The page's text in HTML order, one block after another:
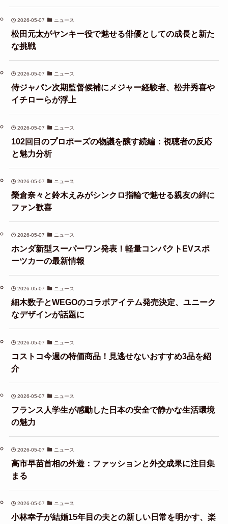
2026-05-07 ニュース
松田元太がヤンキー役で魅せる俳優としての成長と新た
な挑戦
2026-05-07 ニュース
侍ジャパン次期監督候補にメジャー経験者、松井秀喜や
イチローらが浮上
2026-05-07 ニュース
102回目のプロポーズの物議を醸す続編：視聴者の反応
と魅力分析
2026-05-07 ニュース
榮倉奈々と鈴木えみがシンクロ指輪で魅せる親友の絆に
ファン歓喜
2026-05-07 ニュース
ホンダ新型スーパーワン発表！軽量コンパクトEVスポ
ーツカーの最新情報
2026-05-07 ニュース
細木数子とWEGOのコラボアイテム発売決定、ユニーク
なデザインが話題に
2026-05-07 ニュース
コストコ今週の特価商品！見逃せないおすすめ3品を紹
介
2026-05-07 ニュース
フランス人学生が感動した日本の安全で静かな生活環境
の魅力
2026-05-07 ニュース
高市早苗首相の外遊：ファッションと外交成果に注目集
まる
2026-05-07 ニュース
小林幸子が結婚15年目の夫との新しい日常を明かす、楽